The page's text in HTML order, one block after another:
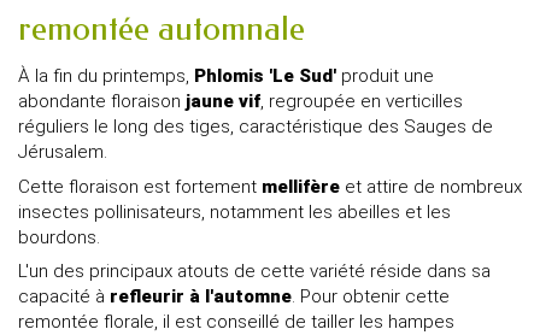
remontée automnale
À la fin du printemps, Phlomis 'Le Sud' produit une
abondante floraison jaune vif, regroupée en verticilles
réguliers le long des tiges, caractéristique des Sauges de
Jérusalem.
Cette floraison est fortement mellifère et attire de nombreux
insectes pollinisateurs, notamment les abeilles et les
bourdons.
L'un des principaux atouts de cette variété réside dans sa
capacité à refleurir à l'automne. Pour obtenir cette
remontée florale, il est conseillé de tailler les hampes